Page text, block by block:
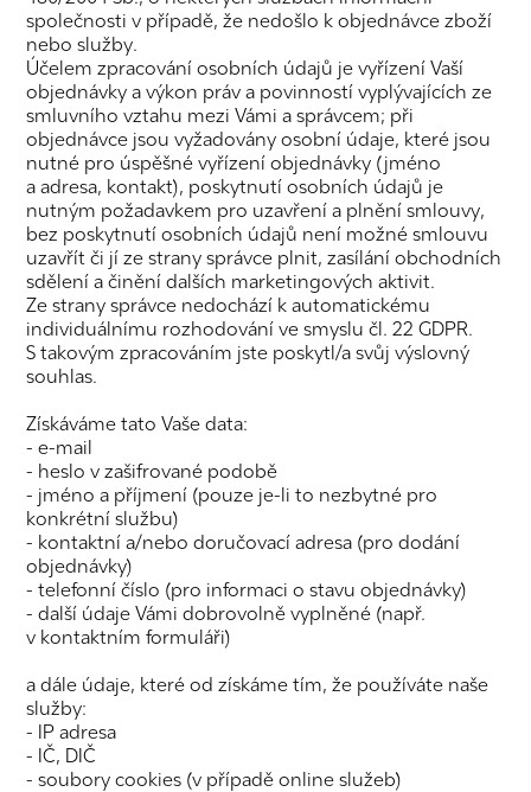
společnosti v případě, že nedošlo k objednávce zboží
nebo služby.
Účelem zpracování osobních údajů je vyřízení Vaší
objednávky a výkon práv a povinností vyplývajících ze
smluvního vztahu mezi Vámi a správcem; při
objednávce jsou vyžadovány osobní údaje, které jsou
nutné pro úspěšné vyřízení objednávky (jméno
a adresa, kontakt), poskytnutí osobních údajů je
nutným požadavkem pro uzavření a plnění smlouvy,
bez poskytnutí osobních údajů není možné smlouvu
uzavřít či jí ze strany správce plnit, zasílání obchodních
sdělení a činění dalších marketingových aktivit.
Ze strany správce nedochází k automatickému
individuálnímu rozhodování ve smyslu čl. 22 GDPR.
S takovým zpracováním jste poskytl/a svůj výslovný
souhlas.
Získáváme tato Vaše data:
- e-mail
- heslo v zašifrované podobě
- jméno a příjmení (pouze je-li to nezbytné pro
konkrétní službu)
- kontaktní a/nebo doručovací adresa (pro dodání
objednávky)
- telefonní číslo (pro informaci o stavu objednávky)
- další údaje Vámi dobrovolně vyplněné (např.
v kontaktním formuláři)
a dále údaje, které od získáme tím, že používáte naše
služby:
- IP adresa
- IČ, DIČ
- soubory cookies (v případě online služeb)